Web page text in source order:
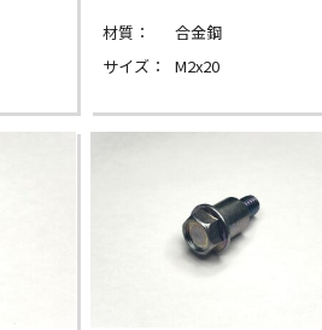
材質：
合金鋼
サイズ：
M2x20